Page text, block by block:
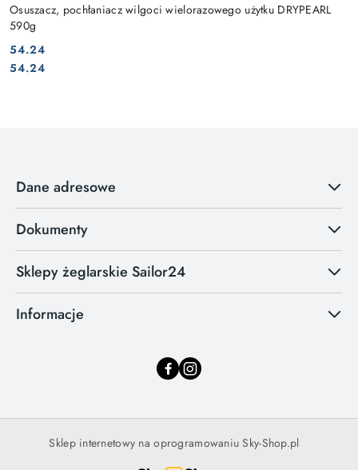
Osuszacz, pochłaniacz wilgoci wielorazowego użytku DRYPEARL
590g
Cena:
54.24
Cena:
54.24
Dane adresowe
Dokumenty
Sklepy żeglarskie Sailor24
Informacje
Sklep internetowy na oprogramowaniu Sky-Shop.pl